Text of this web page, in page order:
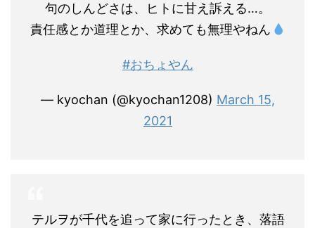
句のしんどさは、ヒトに甘え訴える…。
責任感とか道理とか、求めても無理やねん
#おちょやん
— kyochan (@kyochan1208) March 15,
2021
テルヲが千代を追って家に行ったとき、落語